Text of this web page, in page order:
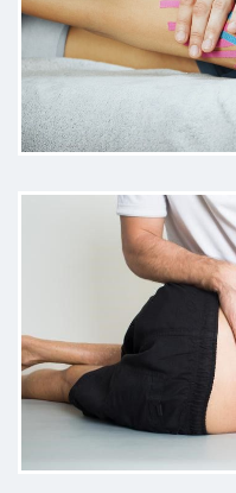
Il dolore é
identificato
modificare
dolore